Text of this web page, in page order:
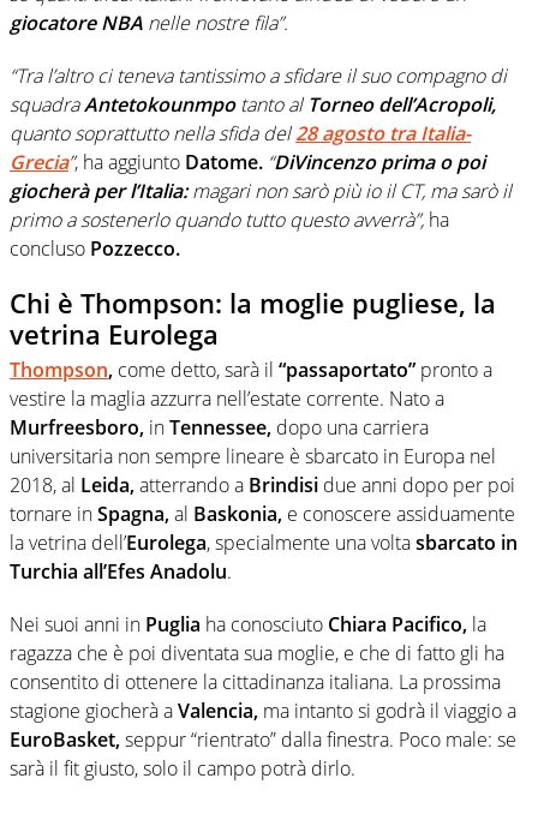
giocatore NBA nelle nostre fila”.
“Tra l’altro ci teneva tantissimo a sfidare il suo compagno di
squadraAntetokounmpotanto al Torneo dell’Acropoli,
quanto soprattutto nella sfida del28 agosto tra Italia-
Grecia”, ha aggiunto Datome. “DiVincenzo prima o poi
giocherà per l’Italia:magari non sarò più io il CT, ma sarò il
primo a sostenerlo quando tutto questo avverrà”, ha
concluso Pozzecco.
Chi è Thompson: la moglie pugliese, la
vetrina Eurolega
Thompson, come detto, sarà il “passaportato” pronto a
vestire la maglia azzurra nell’estate corrente. Nato a
Murfreesboro, inTennessee, dopo una carriera
universitaria non sempre lineare è sbarcato in Europa nel
2018, al Leida,atterrando a Brindisi due anni dopo per poi
tornare inSpagna,al Baskonia, e conoscere assiduamente
la vetrina dell’Eurolega, specialmente una voltasbarcato in
Turchia all’Efes Anadolu.
Nei suoi anni in Puglia ha conosciuto Chiara Pacifico, la
ragazza che è poi diventata sua moglie, e che di fatto gli ha
consentito di ottenere la cittadinanza italiana. La prossima
stagione giocherà aValencia, ma intanto si godrà il viaggio a
EuroBasket,seppur “rientrato” dalla finestra. Poco male: se
sarà il fit giusto, solo il campo potrà dirlo.